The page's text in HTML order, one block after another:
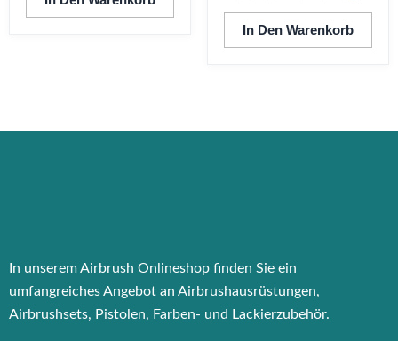
In Den Warenkorb
In unserem Airbrush Onlineshop finden Sie ein
umfangreiches Angebot an Airbrushausrüstungen,
Airbrushsets, Pistolen, Farben- und Lackierzubehör.